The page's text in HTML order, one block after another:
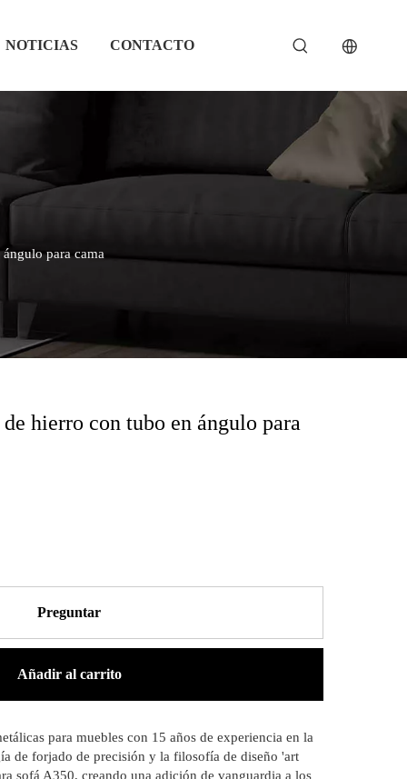
NOTICIAS CONTACTO
para cama
hierro con tubo en ángulo para
Preguntar
Añadir al carrito
para muebles con 15 años de experiencia en la
de forjado de precisión y la filosofía de diseño 'art
sofá A350, creando una adición de vanguardia a los